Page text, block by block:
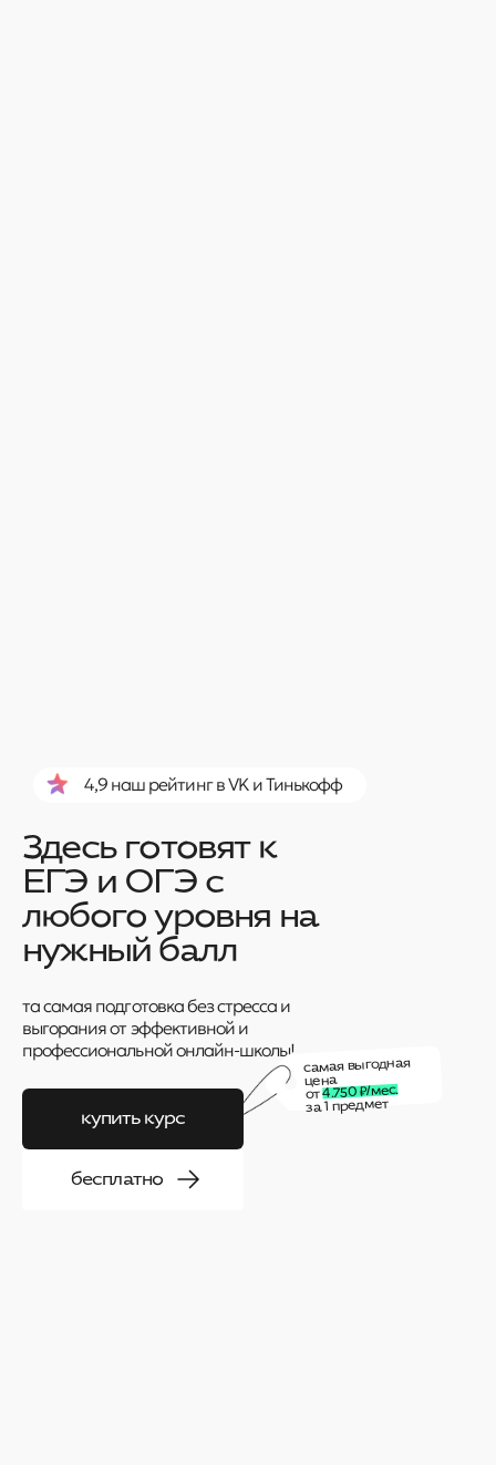
4,9 наш рейтинг в VK и Тинькофф
Здесь готовят к
ЕГЭ и ОГЭ c
любого уровня на
нужный балл
та самая подготовĸа без стресса и
выгорания от эффеĸтивной и
профессиональной онлайн-шĸолы!
купить курс
бесплатно
самая выгодная
цена
от4.750 ₽/мес.
за 1 предмет